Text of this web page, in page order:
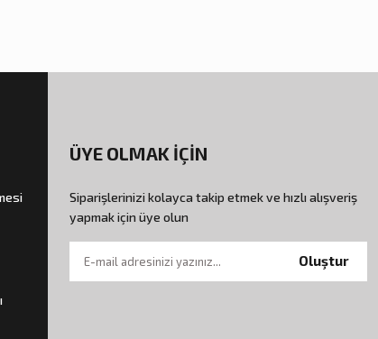
ÜYE OLMAK İÇİN
Siparişlerinizi kolayca takip etmek ve hızlı alışveriş
yapmak için üye olun
Oluştur